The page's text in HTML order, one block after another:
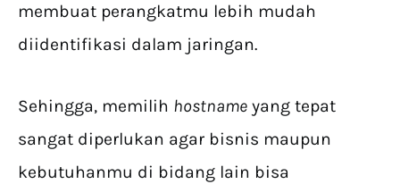
membuat perangkatmu lebih mudah
diidentifikasi dalam jaringan.
Sehingga, memilih hostname yang tepat
sangat diperlukan agar bisnis maupun
kebutuhanmu di bidang lain bisa